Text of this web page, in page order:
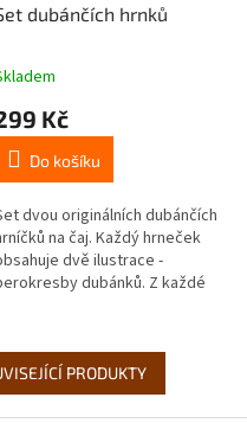
dubánčích hrnků
Kč
Do košíku
dvou originálních dubánčích
na čaj. Každý hrneček
dvě ilustrace -
dubánků. Z každé
PRODUKTY